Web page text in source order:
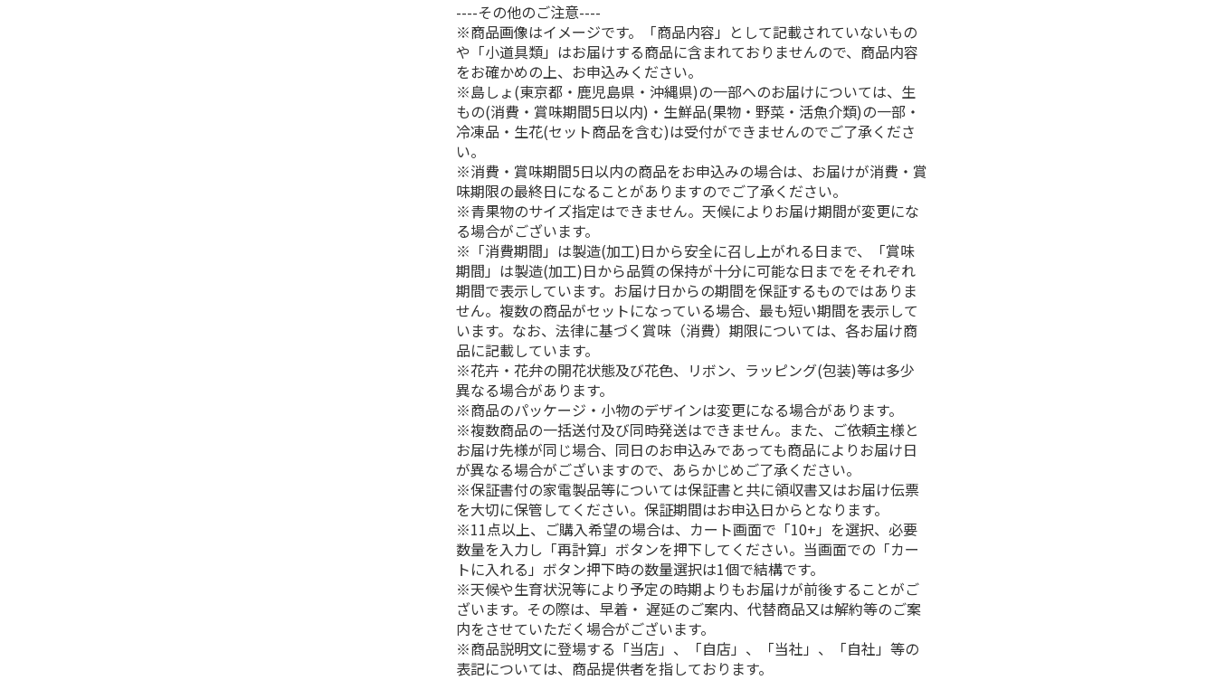
----その他のご注意----
※商品画像はイメージです。「商品内容」として記載されていないもの
や「小道具類」はお届けする商品に含まれておりませんので、商品内容
をお確かめの上、お申込みください。
※島しょ(東京都・鹿児島県・沖縄県)の一部へのお届けについては、生
もの(消費・賞味期間5日以内)・生鮮品(果物・野菜・活魚介類)の一部・
冷凍品・生花(セット商品を含む)は受付ができませんのでご了承くださ
い。
※消費・賞味期間5日以内の商品をお申込みの場合は、お届けが消費・賞
味期限の最終日になることがありますのでご了承ください。
※青果物のサイズ指定はできません。天候によりお届け期間が変更にな
る場合がございます。
※「消費期間」は製造(加工)日から安全に召し上がれる日まで、「賞味
期間」は製造(加工)日から品質の保持が十分に可能な日までをそれぞれ
期間で表示しています。お届け日からの期間を保証するものではありま
せん。複数の商品がセットになっている場合、最も短い期間を表示して
います。なお、法律に基づく賞味（消費）期限については、各お届け商
品に記載しています。
※花卉・花弁の開花状態及び花色、リボン、ラッピング(包装)等は多少
異なる場合があります。
※商品のパッケージ・小物のデザインは変更になる場合があります。
※複数商品の一括送付及び同時発送はできません。また、ご依頼主様と
お届け先様が同じ場合、同日のお申込みであっても商品によりお届け日
が異なる場合がございますので、あらかじめご了承ください。
※保証書付の家電製品等については保証書と共に領収書又はお届け伝票
を大切に保管してください。保証期間はお申込日からとなります。
※11点以上、ご購入希望の場合は、カート画面で「10+」を選択、必要
数量を入力し「再計算」ボタンを押下してください。当画面での「カー
トに入れる」ボタン押下時の数量選択は1個で結構です。
※天候や生育状況等により予定の時期よりもお届けが前後することがご
ざいます。その際は、早着・ 遅延のご案内、代替商品又は解約等のご案
内をさせていただく場合がございます。
※商品説明文に登場する「当店」、「自店」、「当社」、「自社」等の
表記については、商品提供者を指しております。